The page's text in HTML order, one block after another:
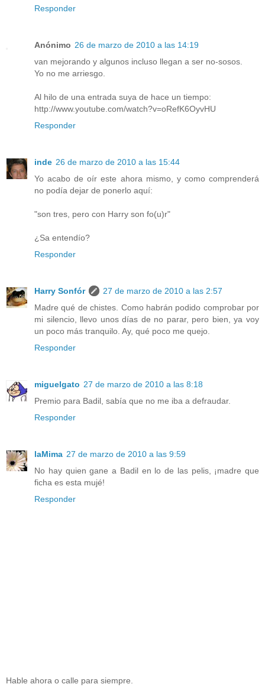
Responder
Anónimo 26 de marzo de 2010 a las 14:19
van mejorando y algunos incluso llegan a ser no-sosos.
Yo no me arriesgo.
Al hilo de una entrada suya de hace un tiempo:
http://www.youtube.com/watch?v=oRefK6OyvHU
Responder
inde 26 de marzo de 2010 a las 15:44
Yo acabo de oír este ahora mismo, y como comprenderá
no podía dejar de ponerlo aquí:
"son tres, pero con Harry son fo(u)r"
¿Sa entendío?
Responder
Harry Sonfór
27 de marzo de 2010 a las 2:57
Madre qué de chistes. Como habrán podido comprobar por
mi silencio, llevo unos días de no parar, pero bien, ya voy
un poco más tranquilo. Ay, qué poco me quejo.
Responder
miguelgato 27 de marzo de 2010 a las 8:18
Premio para Badil, sabía que no me iba a defraudar.
Responder
laMima 27 de marzo de 2010 a las 9:59
No hay quien gane a Badil en lo de las pelis, ¡madre que
ficha es esta mujé!
Responder
Hable ahora o calle para siempre.